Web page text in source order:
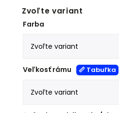
Zvoľte variant
Farba
Veľkosť rámu 📏 Tabuľka